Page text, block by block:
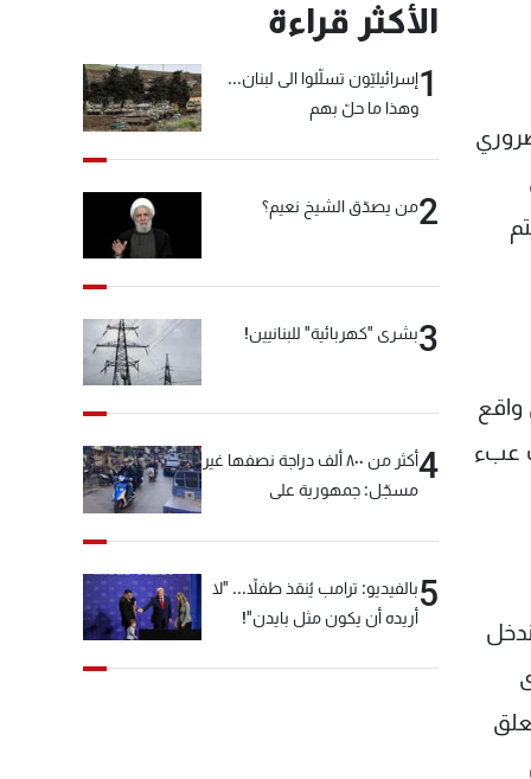
عبء
الأكثر قراءة
1إسرائيليّون تسلّلوا الى لبنان...
وهذا ما حلّ بهم
2من يصدّق الشيخ نعيم؟
3بشرى "كهربائية" للبنانيين!
4
أكثر من ٨٠٠ ألف دراجة نصفها غير
مسجّل: جمهورية على
5بالفيديو: ترامب يُنقذ طفلاً... "لا
أريده أن يكون مثل بايدن"!